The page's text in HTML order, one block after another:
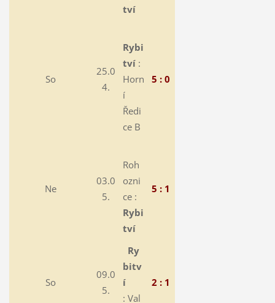
tví
So
25.0
4.
Rybi
tví :
Horn
í
Ředi
ce B
5 : 0
Ne
03.0
5.
Roh
ozni
ce :
Rybi
tví
5 : 1
So
09.0
5.
Ry
bitv
í
: Val
2 : 1